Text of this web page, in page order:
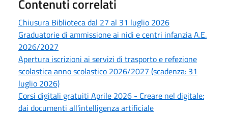
Contenuti correlati
Chiusura Biblioteca dal 27 al 31 luglio 2026
Graduatorie di ammissione ai nidi e centri infanzia A.E.
2026/2027
Apertura iscrizioni ai servizi di trasporto e refezione
scolastica anno scolastico 2026/2027 (scadenza: 31
luglio 2026)
Corsi digitali gratuiti Aprile 2026 - Creare nel digitale:
dai documenti all'intelligenza artificiale